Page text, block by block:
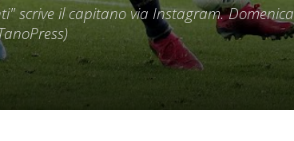
scrive il capitano via Instagram. Domenica